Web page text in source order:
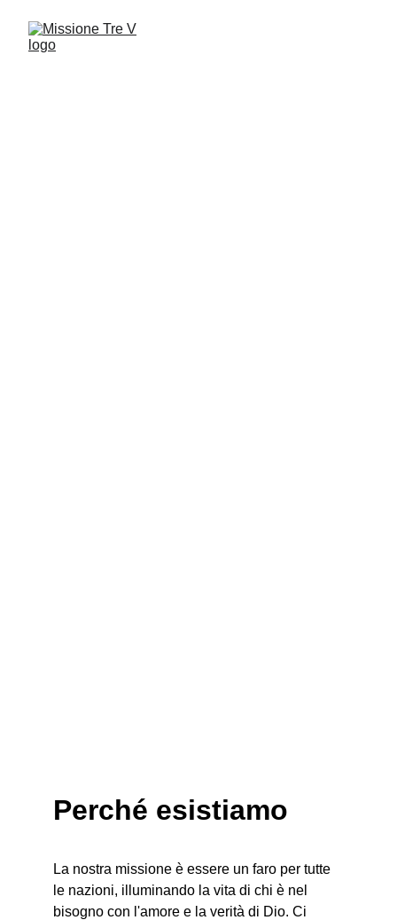
Perché esistiamo
La nostra missione è essere un faro per tutte
le nazioni, illuminando la vita di chi è nel
bisogno con l'amore e la verità di Dio. Ci